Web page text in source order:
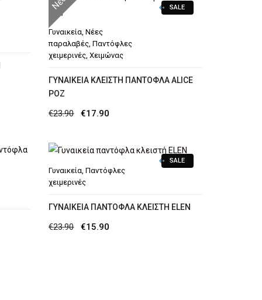
SALE
Γυναικεία,Νέες
παραλαβές,Παντόφλες
χειμερινές,Χειμώνας
ΓΥΝΑΙΚΕΊΑ ΚΛΕΙΣΤΉ ΠΑΝΤΌΦΛΑ ALICE
ΡΟΖ
€23.90
Original
was:
€23.90.
€17.90
τιμή
είναι:
SALE
Γυναικεία,Παντόφλες
χειμερινές
ΓΥΝΑΙΚΕΊΑ ΠΑΝΤΌΦΛΑ ΚΛΕΙΣΤΉ ELEN
€23.90
Original
€15.90